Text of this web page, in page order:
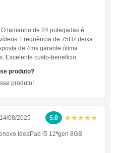
tamanho de 24 polegadas é
Frequência de 75Hz deixa
de 4ms garante ótima
Excelente custo-benefício.
produto?
produto!
08/2025 5.0 ★★★★★
IdeaPad i5 12ªgen 8GB